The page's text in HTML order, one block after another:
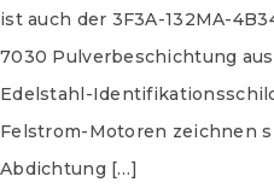
ist auch der 3F3A-132MA-
7030 Pulverbeschichtung
Edelstahl-
Felstrom-Motoren zeichnen
Abdichtung […]